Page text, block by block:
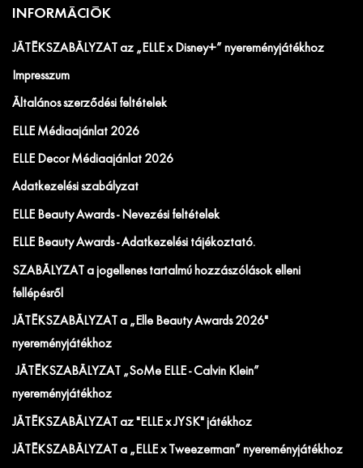
INFORMÁCIÓK
JÁTÉKSZABÁLYZAT az „ELLE x Disney+” nyereményjátékhoz
Impresszum
Általános szerződési feltételek
ELLE Médiaajánlat 2026
ELLE Decor Médiaajánlat 2026
Adatkezelési szabályzat
ELLE Beauty Awards - Nevezési feltételek
ELLE Beauty Awards - Adatkezelési tájékoztató.
SZABÁLYZAT a jogellenes tartalmú hozzászólások elleni
fellépésről
JÁTÉKSZABÁLYZAT a „Elle Beauty Awards 2026"
nyereményjátékhoz
JÁTÉKSZABÁLYZAT „SoMe ELLE - Calvin Klein”
nyereményjátékhoz
JÁTÉKSZABÁLYZAT az "ELLE x JYSK" játékhoz
JÁTÉKSZABÁLYZAT a „ELLE x Tweezerman” nyereményjátékhoz